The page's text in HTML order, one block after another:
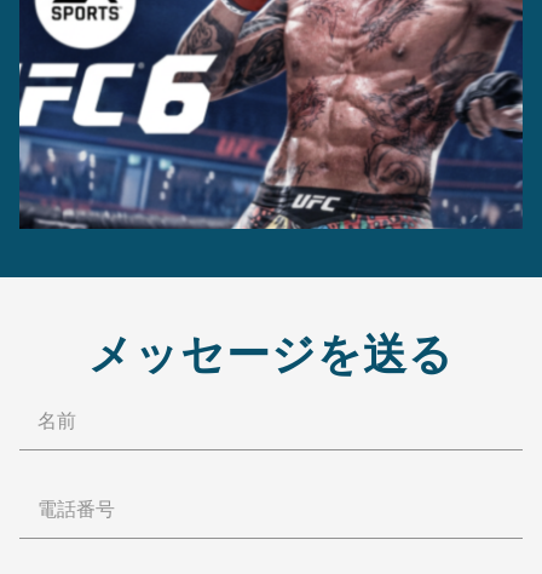
キャスティング＋
プロダクション
レコーディング＋
キャプチャー
メッセージを送る